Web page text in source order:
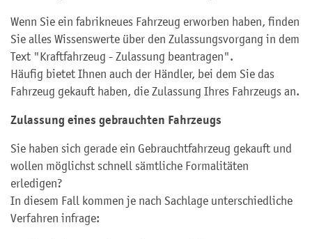
Wenn Sie ein fabrikneues Fahrzeug erworben haben, finden
Sie alles Wissenswerte über den Zulassungsvorgang in dem
Text "Kraftfahrzeug - Zulassung beantragen".
Häufig bietet Ihnen auch der Händler, bei dem Sie das
Fahrzeug gekauft haben, die Zulassung Ihres Fahrzeugs an.
Zulassung eines gebrauchten Fahrzeugs
Sie haben sich gerade ein Gebrauchtfahrzeug gekauft und
wollen möglichst schnell sämtliche Formalitäten
erledigen?
In diesem Fall kommen je nach Sachlage unterschiedliche
Verfahren infrage: